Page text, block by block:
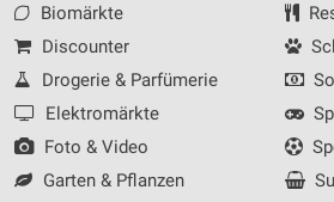
Biomärkte
Discounter
Drogerie & Parfümerie
Elektromärkte
Foto & Video
Garten & Pflanzen